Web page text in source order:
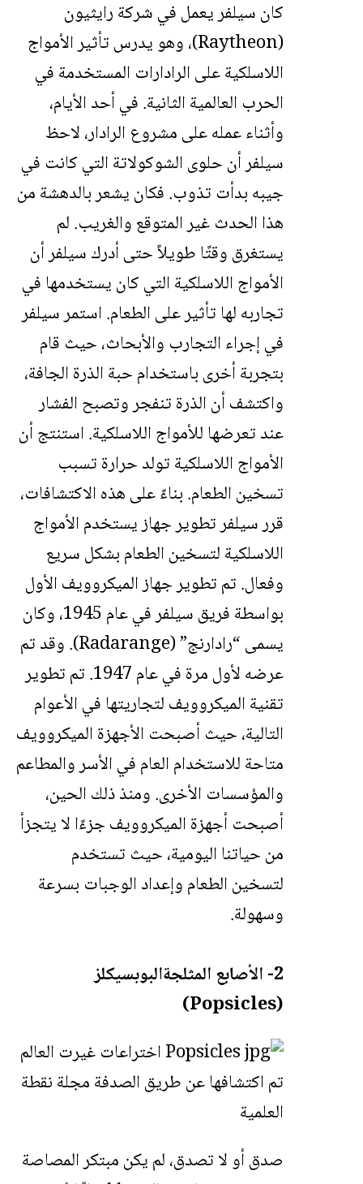
كان سيلفر يعمل في شركة رايثيون
(Raytheon)، وهو يدرس تأثير الأمواج
اللاسلكية على الرادارات المستخدمة في
الحرب العالمية الثانية. في أحد الأيام،
وأثناء عمله على مشروع الرادار، لاحظ
سيلفر أن حلوى الشوكولاتة التي كانت في
جيبه بدأت تذوب. فكان يشعر بالدهشة من
هذا الحدث غير المتوقع والغريب. لم
يستغرق وقتًا طويلاً حتى أدرك سيلفر أن
الأمواج اللاسلكية التي كان يستخدمها في
تجاربه لها تأثير على الطعام. استمر سيلفر
في إجراء التجارب والأبحاث، حيث قام
بتجربة أخرى باستخدام حبة الذرة الجافة،
واكتشف أن الذرة تنفجر وتصبح الفشار
عند تعرضها للأمواج اللاسلكية. استنتج أن
الأمواج اللاسلكية تولد حرارة تسبب
تسخين الطعام. بناءً على هذه الاكتشافات،
قرر سيلفر تطوير جهاز يستخدم الأمواج
اللاسلكية لتسخين الطعام بشكل سريع
وفعال. تم تطوير جهاز الميكروويف الأول
بواسطة فريق سيلفر في عام 1945، وكان
يسمى “رادارنج” (Radarange). وقد تم
عرضه لأول مرة في عام 1947. تم تطوير
تقنية الميكروويف لتجاريتها في الأعوام
التالية، حيث أصبحت الأجهزة الميكروويف
متاحة للاستخدام العام في الأسر والمطاعم
والمؤسسات الأخرى. ومنذ ذلك الحين،
أصبحت أجهزة الميكروويف جزءًا لا يتجزأ
من حياتنا اليومية، حيث تستخدم
لتسخين الطعام وإعداد الوجبات بسرعة
وسهولة.
2- الأصابع المثلجةالبوبسيكلز
(Popsicles)
صدق أو لا تصدق، لم يكن مبتكر المصاصة